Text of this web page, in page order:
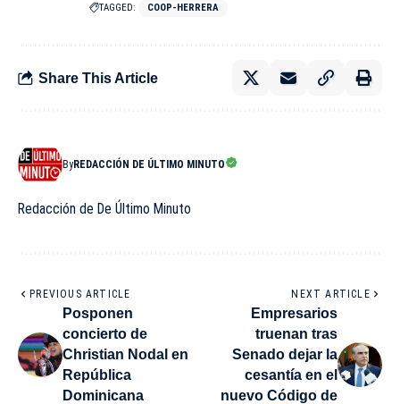
TAGGED: COOP-HERRERA
Share This Article
ByREDACCIÓN DE ÚLTIMO MINUTO
Redacción de De Último Minuto
PREVIOUS ARTICLE
Posponen
concierto de
Christian Nodal en
República
Dominicana
NEXT ARTICLE
Empresarios
truenan tras
Senado dejar la
cesantía en el
nuevo Código de